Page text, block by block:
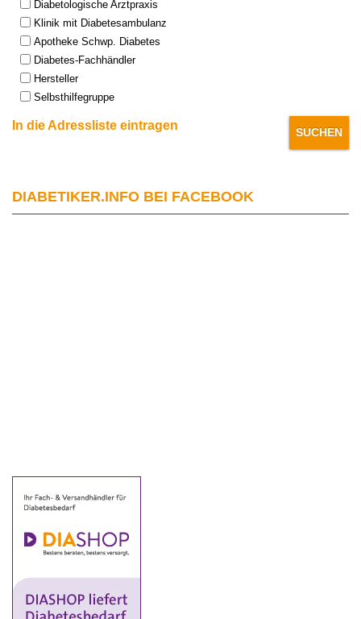
Type:Diabetologische Arztpraxis
Klinik mit Diabetesambulanz
Apotheke Schwp. Diabetes
Diabetes-Fachhändler
Hersteller
Selbsthilfegruppe
In die Adressliste eintragen
DIABETIKER.INFO BEI FACEBOOK